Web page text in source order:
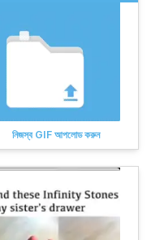
নিজস্ব GIF আপলোড করুন